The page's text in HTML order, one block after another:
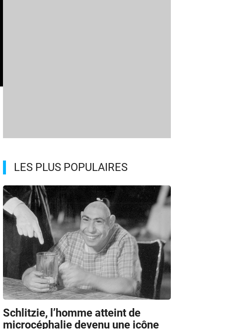
LES PLUS POPULAIRES
Schlitzie, l’homme atteint de
microcéphalie devenu une icône